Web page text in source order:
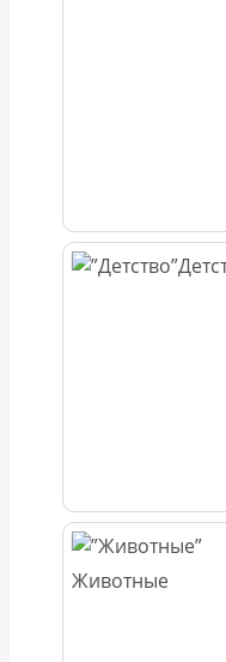
Животные